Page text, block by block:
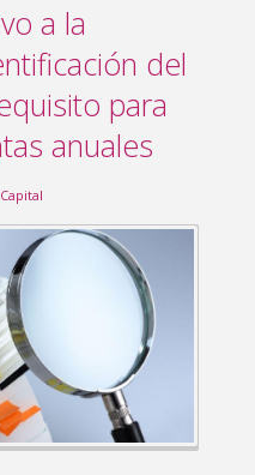
a la
del
para
anuales